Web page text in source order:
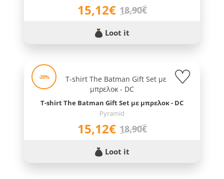
15,12€ 18,90€
Loot it
-20%
T-shirt The Batman Gift Set με μπρελοκ - DC
Pyramid
15,12€ 18,90€
Loot it